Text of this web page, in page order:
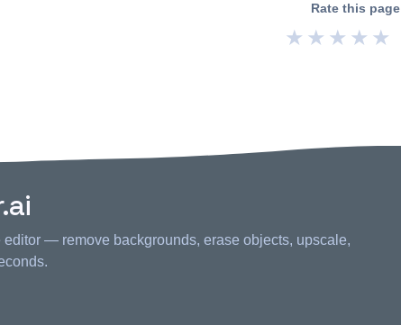
Rate this page
★ ★ ★ ★ ★
— remove backgrounds, erase objects, upscale,